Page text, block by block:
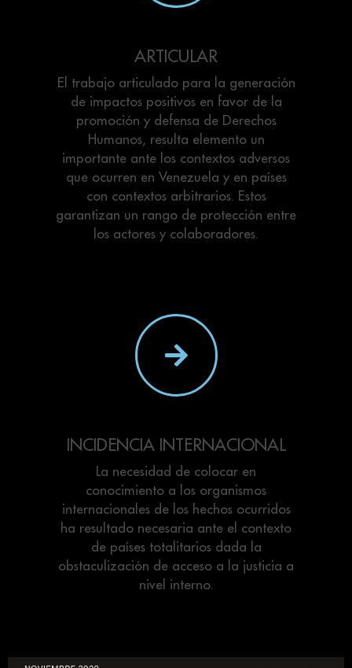
ARTICULAR
El trabajo articulado para la generación
de impactos positivos en favor de la
promoción y defensa de Derechos
Humanos, resulta elemento un
importante ante los contextos adversos
que ocurren en Venezuela y en países
con contextos arbitrarios. Estos
garantizan un rango de protección entre
los actores y colaboradores.
INCIDENCIA INTERNACIONAL
La necesidad de colocar en
conocimiento a los organismos
internacionales de los hechos ocurridos
ha resultado necesaria ante el contexto
de países totalitarios dada la
obstaculización de acceso a la justicia a
nivel interno.